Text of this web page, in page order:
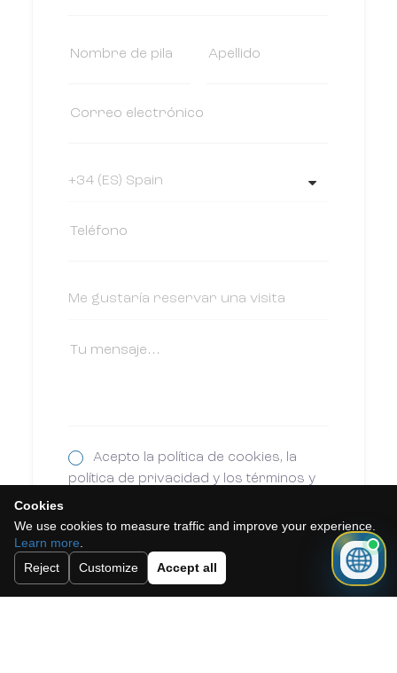
Acepto la política de cookies, la
política de privacidad y los términos y
Suscríbete a nuestro boletín.
Enviar
Cookies
We use cookies to measure traffic and improve your experience.
Learn more
Reject
Customize Accept all